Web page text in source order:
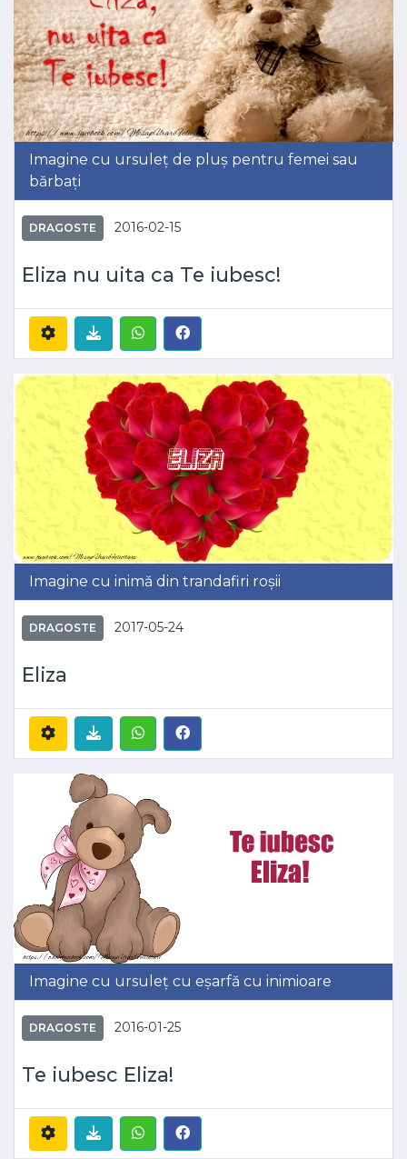
Imagine cu ursuleț de pluș pentru femei sau
bărbați
DRAGOSTE 2016-02-15
Eliza nu uita ca Te iubesc!
Imagine cu inimă din trandafiri roșii
DRAGOSTE 2017-05-24
Eliza
Imagine cu ursuleț cu eșarfă cu inimioare
DRAGOSTE 2016-01-25
Te iubesc Eliza!